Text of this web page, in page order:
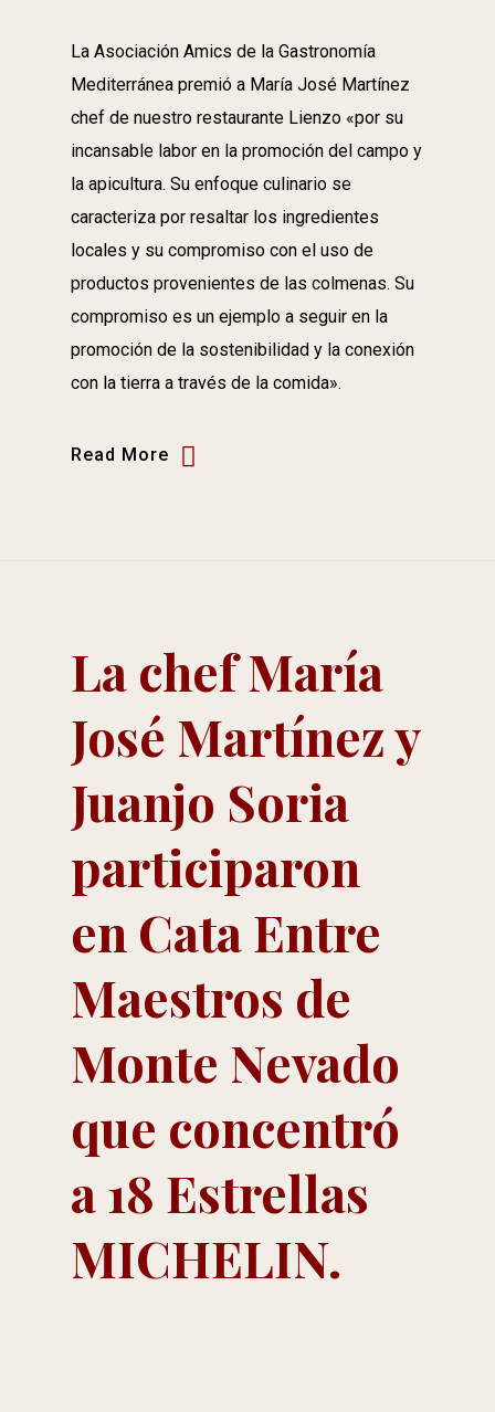
La Asociación Amics de la Gastronomía
Mediterránea premió a María José Martínez
chef de nuestro restaurante Lienzo «por su
incansable labor en la promoción del campo y
la apicultura. Su enfoque culinario se
caracteriza por resaltar los ingredientes
locales y su compromiso con el uso de
productos provenientes de las colmenas. Su
compromiso es un ejemplo a seguir en la
promoción de la sostenibilidad y la conexión
con la tierra a través de la comida».
Read More
La chef María
José Martínez y
Juanjo Soria
participaron
en Cata Entre
Maestros de
Monte Nevado
que concentró
a 18 Estrellas
MICHELIN.